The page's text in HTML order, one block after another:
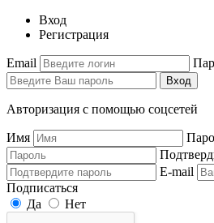
Вход
Регистрация
Email
Вход
Авторизация с помощью соцсетей
Имя
E-mail
Подписаться
Да
Нет